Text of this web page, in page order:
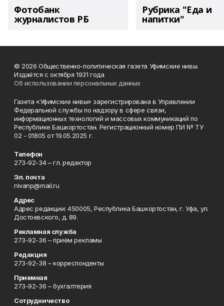
Фотобанк
журналистов РБ
Рубрика "Еда и
напитки"
© 2026 Общественно-политическая газета Уфимские нивы.
Издаётся с октября 1931 года
Об использовании персональных данных
Газета «Уфимские нивы» зарегистрирована в Управлении
Федеральной службы по надзору в сфере связи,
информационных технологий и массовых коммуникаций по
Республике Башкортостан. Регистрационный номер ПИ № ТУ
02 - 01805 от 19.05.2025 г.
Телефон
273-92-34 – гл. редактор
Эл. почта
nivanp@mail.ru
Адрес
Адрес редакции: 450005, Республика Башкортостан, г. Уфа, ул.
Достоевского, д. 89.
Рекламная служба
273-92-36 – приём рекламы
Редакция
273-92-38 – корреспонденты
Приемная
273-92-36 – бухгалтерия
Сотрудничество